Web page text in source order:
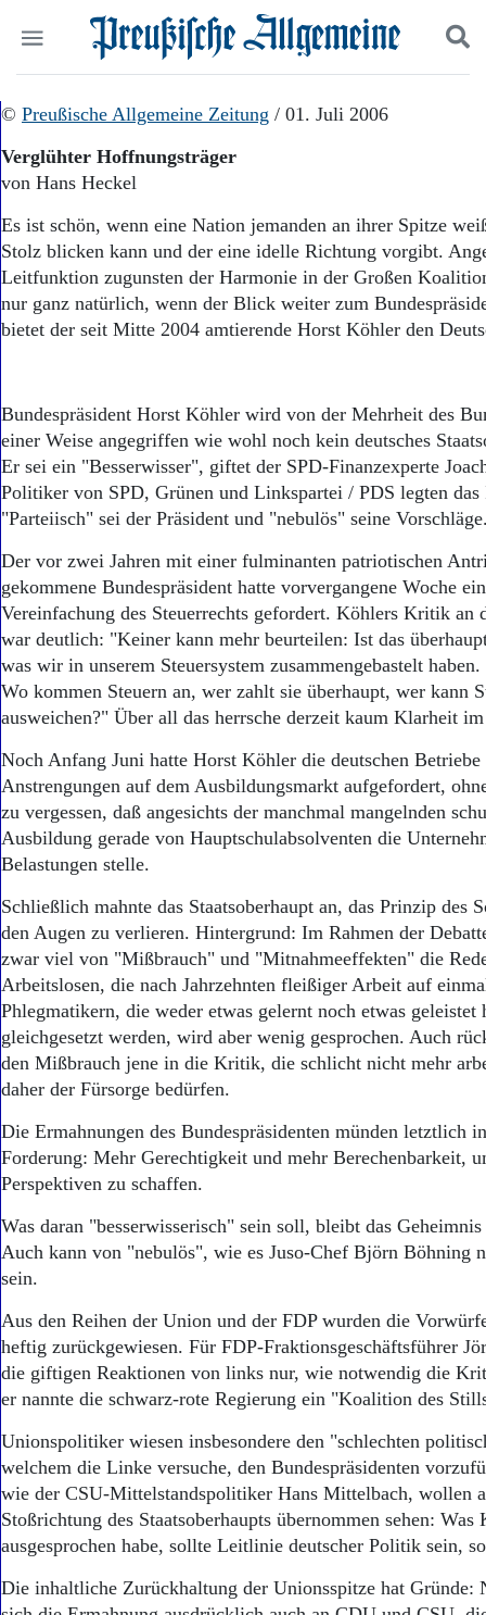
Start
Wer wir sind
Aktuelle Ausgabe
Abonnenten-Login
Abo Prämien
Archiv
Mediadaten
Politik
Wirtschaft
Leben
Geschichte
Ostpreußen
Pommern
Berlin-Brandenburg
Kontakt
Impressum
Datenschutz
Suchen und finden
© Preußische Allgemeine Zeitung / 01. Juli 2006
Verglühter Hoffnungsträger
von Hans Heckel
Es ist schön, wenn eine Nation jemanden an ihrer Spitze
Stolz blicken kann und der eine idelle Richtung vorgibt.
Leitfunktion zugunsten der Harmonie in der Großen
nur ganz natürlich, wenn der Blick weiter zum
bietet der seit Mitte 2004 amtierende Horst Köhler den
Bundespräsident Horst Köhler wird von der Mehrheit des
einer Weise angegriffen wie wohl noch kein deutsches
Er sei ein "Besserwisser", giftet der SPD-Finanzexperte
Politiker von SPD, Grünen und Linkspartei / PDS legten das
"Parteiisch" sei der Präsident und "nebulös" seine
Der vor zwei Jahren mit einer fulminanten patriotischen
gekommene Bundespräsident hatte vorvergangene Woche
Vereinfachung des Steuerrechts gefordert. Köhlers Kritik an
war deutlich: "Keiner kann mehr beurteilen: Ist das
was wir in unserem Steuersystem zusammengebastelt
Wo kommen Steuern an, wer zahlt sie überhaupt, wer kann
ausweichen?" Über all das herrsche derzeit kaum Klarheit
Noch Anfang Juni hatte Horst Köhler die deutschen Betriebe
Anstrengungen auf dem Ausbildungsmarkt aufgefordert,
zu vergessen, daß angesichts der manchmal mangelnden
Ausbildung gerade von Hauptschulabsolventen die
Belastungen stelle.
Schließlich mahnte das Staatsoberhaupt an, das Prinzip des
den Augen zu verlieren. Hintergrund: Im Rahmen der
zwar viel von "Mißbrauch" und "Mitnahmeeffekten" die
Arbeitslosen, die nach Jahrzehnten fleißiger Arbeit auf
Phlegmatikern, die weder etwas gelernt noch etwas geleistet
gleichgesetzt werden, wird aber wenig gesprochen. Auch
den Mißbrauch jene in die Kritik, die schlicht nicht mehr
daher der Fürsorge bedürfen.
Die Ermahnungen des Bundespräsidenten münden letztlich
Forderung: Mehr Gerechtigkeit und mehr Berechenbarkeit,
Perspektiven zu schaffen.
Was daran "besserwisserisch" sein soll, bleibt das
Auch kann von "nebulös", wie es Juso-Chef Björn Böhning
sein.
Aus den Reihen der Union und der FDP wurden die
heftig zurückgewiesen. Für FDP-Fraktionsgeschäftsführer
die giftigen Reaktionen von links nur, wie notwendig die
er nannte die schwarz-rote Regierung ein "Koalition des
Unionspolitiker wiesen insbesondere den "schlechten
welchem die Linke versuche, den Bundespräsidenten
wie der CSU-Mittelstandspolitiker Hans Mittelbach, wollen
Stoßrichtung des Staatsoberhaupts übernommen sehen: Was
ausgesprochen habe, sollte Leitlinie deutscher Politik sein,
Die inhaltliche Zurückhaltung der Unionsspitze hat Gründe: